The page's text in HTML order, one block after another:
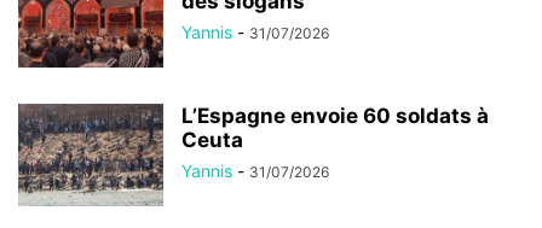
Yannis - 31/07/2026
L’Espagne envoie 60 soldats à
Ceuta
Yannis - 31/07/2026